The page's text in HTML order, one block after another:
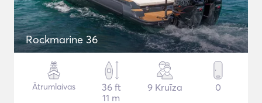
Rockmarine 36
Ātrumlaivas
36 ft
11 m
9 Kruīza 0